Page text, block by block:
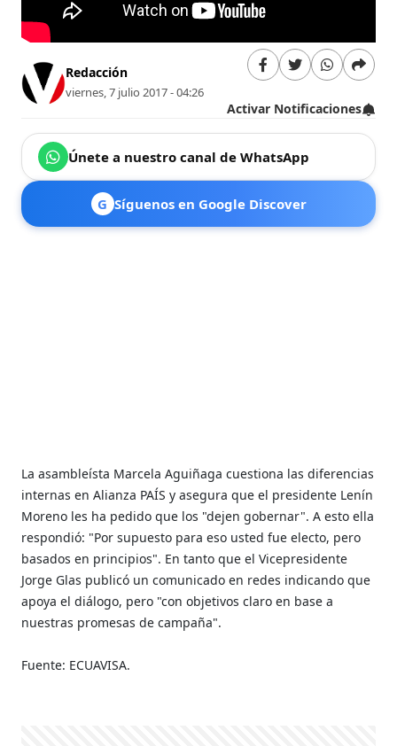
Redacción
viernes, 7 julio 2017 - 04:26
Activar Notificaciones
Únete a nuestro canal de WhatsApp
G Síguenos en Google Discover
La asambleísta Marcela Aguiñaga cuestiona las diferencias
internas en Alianza PAÍS y asegura que el presidente Lenín
Moreno les ha pedido que los "dejen gobernar". A esto ella
respondió: "Por supuesto para eso usted fue electo, pero
basados en principios". En tanto que el Vicepresidente
Jorge Glas publicó un comunicado en redes indicando que
apoya el diálogo, pero "con objetivos claro en base a
nuestras promesas de campaña".
Fuente: ECUAVISA.